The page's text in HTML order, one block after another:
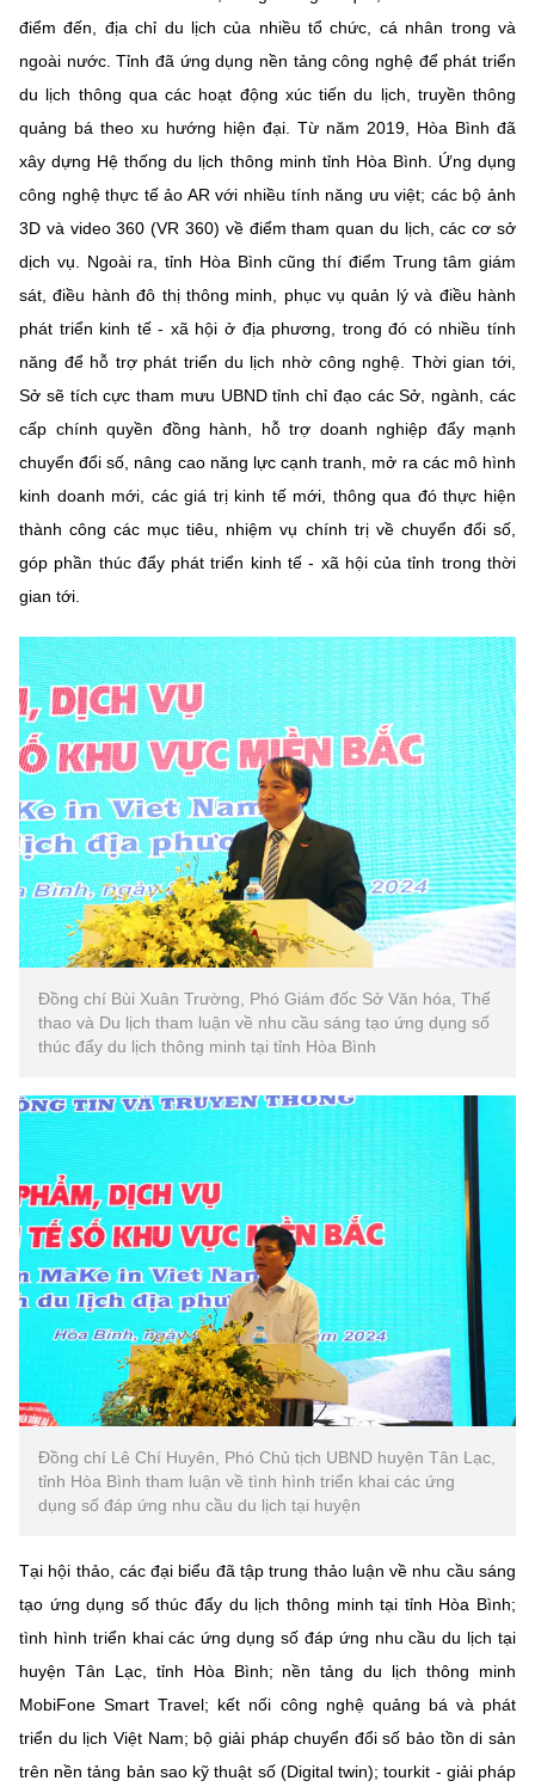
điểm đến, địa chỉ du lịch của nhiều tổ chức, cá nhân trong và
ngoài nước. Tỉnh đã ứng dụng nền tảng công nghệ để phát triển
du lịch thông qua các hoạt động xúc tiến du lịch, truyền thông
quảng bá theo xu hướng hiện đại. Từ năm 2019, Hòa Bình đã
xây dựng Hệ thống du lịch thông minh tỉnh Hòa Bình. Ứng dụng
công nghệ thực tế ảo AR với nhiều tính năng ưu việt; các bộ ảnh
3D và video 360 (VR 360) về điểm tham quan du lịch, các cơ sở
dịch vụ. Ngoài ra, tỉnh Hòa Bình cũng thí điểm Trung tâm giám
sát, điều hành đô thị thông minh, phục vụ quản lý và điều hành
phát triển kinh tế - xã hội ở địa phương, trong đó có nhiều tính
năng để hỗ trợ phát triển du lịch nhờ công nghệ. Thời gian tới,
Sở sẽ tích cực tham mưu UBND tỉnh chỉ đạo các Sở, ngành, các
cấp chính quyền đồng hành, hỗ trợ doanh nghiệp đẩy mạnh
chuyển đổi số, nâng cao năng lực cạnh tranh, mở ra các mô hình
kinh doanh mới, các giá trị kinh tế mới, thông qua đó thực hiện
thành công các mục tiêu, nhiệm vụ chính trị về chuyển đổi số,
góp phần thúc đẩy phát triển kinh tế - xã hội của tỉnh trong thời
gian tới.
Đồng chí Bùi Xuân Trường, Phó Giám đốc Sở Văn hóa, Thể
thao và Du lịch tham luận về nhu cầu sáng tạo ứng dụng số
thúc đẩy du lịch thông minh tại tỉnh Hòa Bình
Đồng chí Lê Chí Huyên, Phó Chủ tịch UBND huyện Tân Lạc,
tỉnh Hòa Bình tham luận về tình hình triển khai các ứng
dụng số đáp ứng nhu cầu du lịch tại huyện
Tại hội thảo, các đại biểu đã tập trung thảo luận về nhu cầu sáng
tạo ứng dụng số thúc đẩy du lịch thông minh tại tỉnh Hòa Bình;
tình hình triển khai các ứng dụng số đáp ứng nhu cầu du lịch tại
huyện Tân Lạc, tỉnh Hòa Bình; nền tảng du lịch thông minh
MobiFone Smart Travel; kết nối công nghệ quảng bá và phát
triển du lịch Việt Nam; bộ giải pháp chuyển đổi số bảo tồn di sản
trên nền tảng bản sao kỹ thuật số (Digital twin); tourkit - giải pháp